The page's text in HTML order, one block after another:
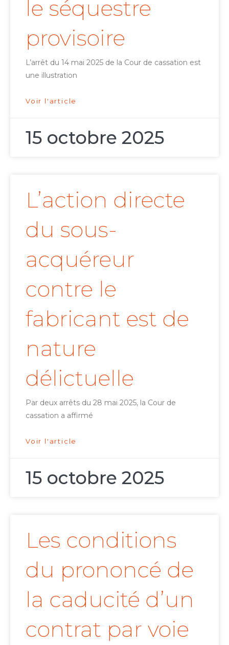
le séquestre
provisoire
L’arrêt du 14 mai 2025 de la Cour de cassation est
une illustration
Voir l'article
15 octobre 2025
L’action directe
du sous-
acquéreur
contre le
fabricant est de
nature
délictuelle
Par deux arrêts du 28 mai 2025, la Cour de
cassation a affirmé
Voir l'article
15 octobre 2025
Les conditions
du prononcé de
la caducité d’un
contrat par voie